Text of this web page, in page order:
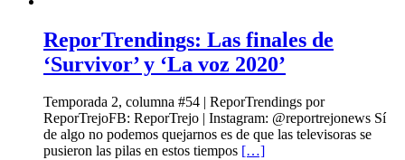
ReporTrendings: Las finales de
‘Survivor’ y ‘La voz 2020’
Temporada 2, columna #54 | ReporTrendings por
ReporTrejoFB: ReporTrejo | Instagram: @reportrejonews Sí
de algo no podemos quejarnos es de que las televisoras se
pusieron las pilas en estos tiempos […]